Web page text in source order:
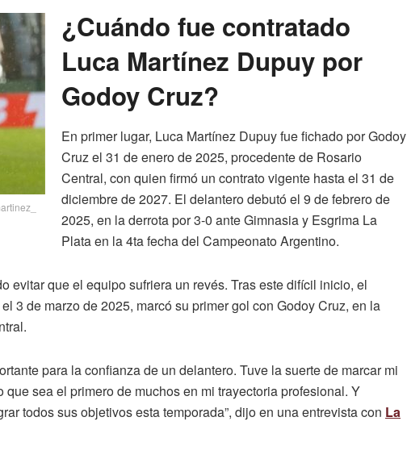
¿Cuándo fue contratado
Luca Martínez Dupuy por
Godoy Cruz?
En primer lugar, Luca Martínez Dupuy fue fichado por Godoy
Cruz el 31 de enero de 2025, procedente de Rosario
Central, con quien firmó un contrato vigente hasta el 31 de
diciembre de 2027. El delantero debutó el 9 de febrero de
2025, en la derrota por 3-0 ante Gimnasia y Esgrima La
Plata en la 4ta fecha del Campeonato Argentino.
evitar que el equipo sufriera un revés. Tras este difícil inicio, el
3 de marzo de 2025, marcó su primer gol con Godoy Cruz, en la
para la confianza de un delantero. Tuve la suerte de marcar mi
sea el primero de muchos en mi trayectoria profesional. Y
todos sus objetivos esta temporada”, dijo en una entrevista con La